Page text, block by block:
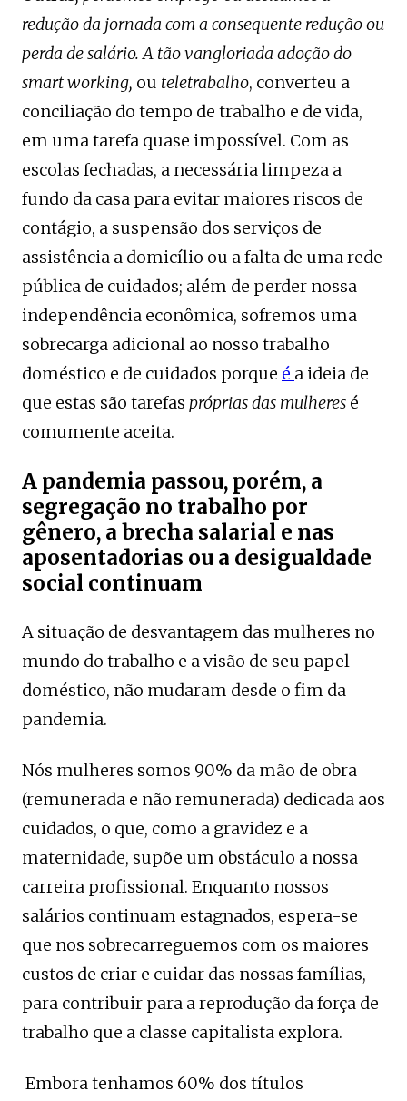
redução da jornada com a consequente redução ou
perda de salário. A tão vangloriada adoção do
smart working, ou teletrabalho, converteu a
conciliação do tempo de trabalho e de vida,
em uma tarefa quase impossível. Com as
escolas fechadas, a necessária limpeza a
fundo da casa para evitar maiores riscos de
contágio, a suspensão dos serviços de
assistência a domicílio ou a falta de uma rede
pública de cuidados; além de perder nossa
independência econômica, sofremos uma
sobrecarga adicional ao nosso trabalho
doméstico e de cuidados porque é a ideia de
que estas são tarefas próprias das mulheres é
comumente aceita.
A pandemia passou, porém, a
segregação no trabalho por
gênero, a brecha salarial e nas
aposentadorias ou a desigualdade
social continuam
A situação de desvantagem das mulheres no
mundo do trabalho e a visão de seu papel
doméstico, não mudaram desde o fim da
pandemia.
Nós mulheres somos 90% da mão de obra
(remunerada e não remunerada) dedicada aos
cuidados, o que, como a gravidez e a
maternidade, supõe um obstáculo a nossa
carreira profissional. Enquanto nossos
salários continuam estagnados, espera-se
que nos sobrecarreguemos com os maiores
custos de criar e cuidar das nossas famílias,
para contribuir para a reprodução da força de
trabalho que a classe capitalista explora.
Embora tenhamos 60% dos títulos